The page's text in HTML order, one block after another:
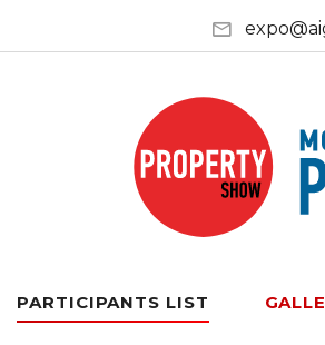
PARTICIPANTS LIST